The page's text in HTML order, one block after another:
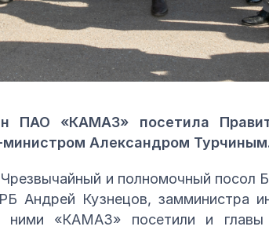
ПАО «КАМАЗ» посетила
министром Александром
и полномочный посол
Андрей Кузнецов, замминистра
«КАМАЗ» посетили и главы